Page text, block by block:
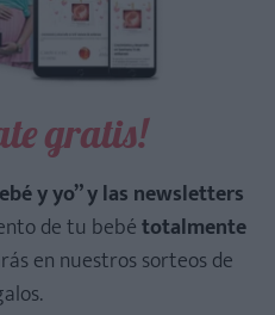
gratis!
y yo” y las newsletters
de tu bebétotalmente
en nuestros sorteos de